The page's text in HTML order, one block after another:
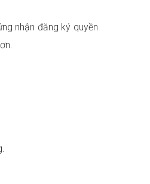
nhận đăng ký quyền